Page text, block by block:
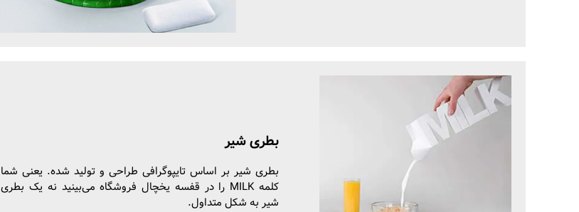
بطری شیر
بطری شیر بر اساس تایپوگرافی طراحی و تولید شده. یعنی شما
کلمه MILK را در قفسه یخچال فروشگاه می‌بینید نه یک بطری
شیر به شکل متداول.